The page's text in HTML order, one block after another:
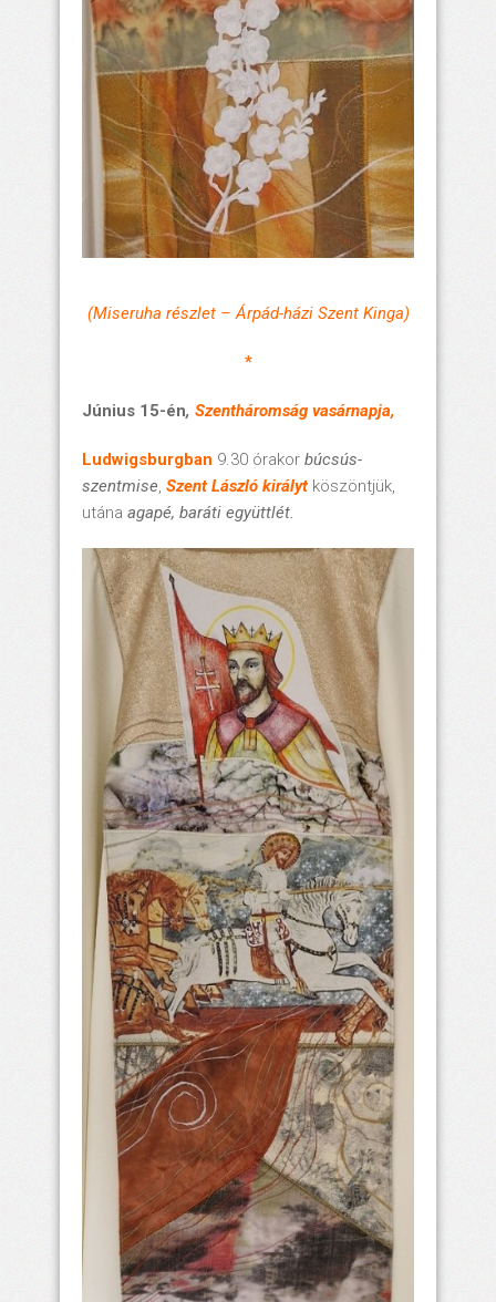
(Miseruha részlet – Árpád-házi Szent Kinga)
*
Június 15-én, Szentháromság vasárnapja,
Ludwigsburgban 9.30 órakor búcsús-
szentmise, Szent László királyt köszöntjük,
utána agapé, baráti együttlét.